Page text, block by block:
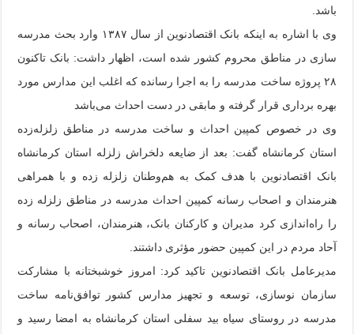
باشد.
وی با اشاره به اینکه بانک اقتصادنوین از سال ۱۳۸۷ وارد بحث مدرسه
سازی در مناطق محروم کشور شده است، اظهار داشت: بانک تاکنون
۲۸ پروژه ساخت مدرسه را به اجرا رسانده که اغلب این مدارس مورد
بهره برداری قرار گرفته و مابقی در دست احداث می‌باشد
وی در خصوص کمپین احداث و ساخت مدرسه در مناطق زلزله‌زده
استان کرمانشاه گفت: بعد از ضایعه دلخراش زلزله استان کرمانشاه
بانک اقتصادنوین با هدف کمک به هم‌وطنان زلزله زده و با همراهی
هنرمندان و اصحاب رسانه کمپین احداث مدرسه در مناطق زلزله زده
را راه‌اندازی کرد مدیران و کارکنان بانک، هنرمندان، اصحاب رسانه و
آحاد مردم در این کمپین حضور مؤثری داشتند.
مدیرعامل بانک اقتصادنوین تاکید کرد: امروز خوشبختانه با مشارکت
سازمان نوسازی، توسعه و تجهیز مدارس کشور توافق‌نامه ساخت
مدرسه در روستای سیاه بید سفلی استان کرمانشاه به امضا رسید و